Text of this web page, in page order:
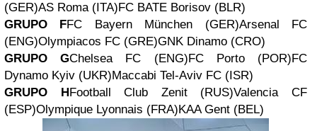
(GER)AS Roma (ITA)FC BATE Borisov (BLR)
GRUPO FFC Bayern München (GER)Arsenal FC
(ENG)Olympiacos FC (GRE)GNK Dinamo (CRO)
GRUPO GChelsea FC (ENG)FC Porto (POR)FC
Dynamo Kyiv (UKR)Maccabi Tel-Aviv FC (ISR)
GRUPO HFootball Club Zenit (RUS)Valencia CF
(ESP)Olympique Lyonnais (FRA)KAA Gent (BEL)